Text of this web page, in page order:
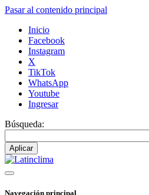
Pasar al contenido principal
Inicio
Facebook
Instagram
X
TikTok
WhatsApp
Youtube
Ingresar
Búsqueda:
Navegación principal